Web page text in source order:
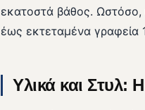
εκατοστά βάθος.
έως εκτεταμένα γραφεία
Υλικά και Στυλ: